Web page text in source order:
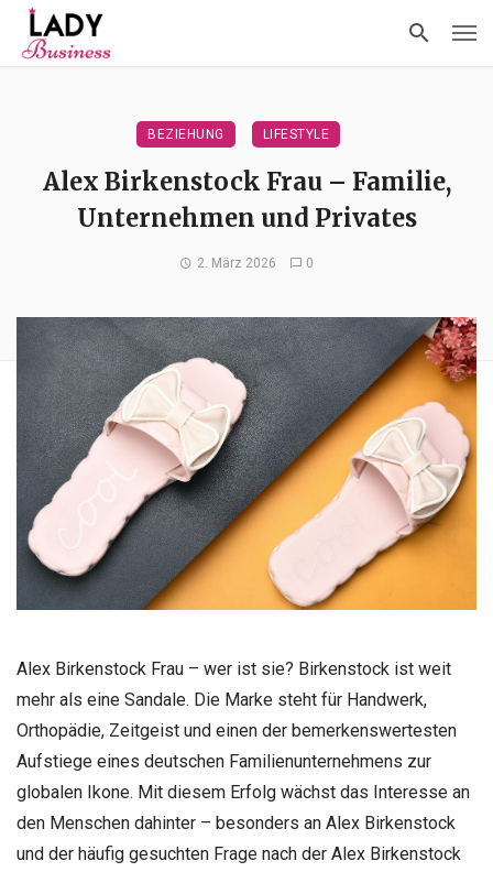
BEZIEHUNG LIFESTYLE
Alex Birkenstock Frau – Familie,
Unternehmen und Privates
2. März 2026 0
Alex Birkenstock Frau – wer ist sie? Birkenstock ist weit
mehr als eine Sandale. Die Marke steht für Handwerk,
Orthopädie, Zeitgeist und einen der bemerkenswertesten
Aufstiege eines deutschen Familienunternehmens zur
globalen Ikone. Mit diesem Erfolg wächst das Interesse an
den Menschen dahinter – besonders an Alex Birkenstock
und der häufig gesuchten Frage nach der Alex Birkenstock